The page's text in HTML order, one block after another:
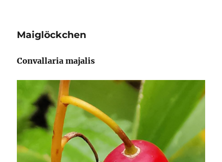
Mai­glöckchen
Convallaria majalis